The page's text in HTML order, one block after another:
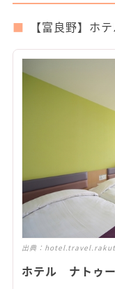
【富良野】ホ
出典：
ホテル ナトゥ